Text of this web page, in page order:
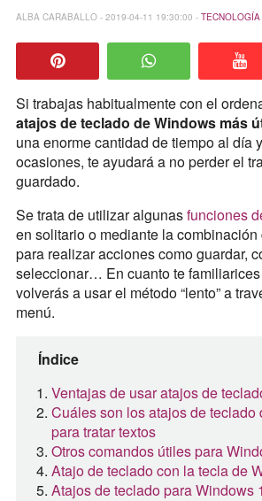
ALBA CARABALLO - 2019-04-11 19:30:00 - TECNOLOGÍA
Si trabajas habitualmente con el
atajos de teclado de Windows más
una enorme cantidad de tiempo al día
ocasiones, te ayudará a no perder el
guardado.
Se trata de utilizar algunasfunciones
en solitario o mediante la
para realizar acciones como guardar,
seleccionar… En cuanto te
volverás a usar el método “lento” a
menú.
Índice
Ventajas de usar atajos de
Cuáles son los atajos de teclado
para tratar textos
Otros comandos útiles para
Atajo de teclado con la tecla de
Atajos de teclado para Windows